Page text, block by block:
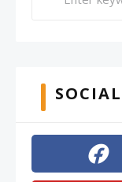
SOCIAL